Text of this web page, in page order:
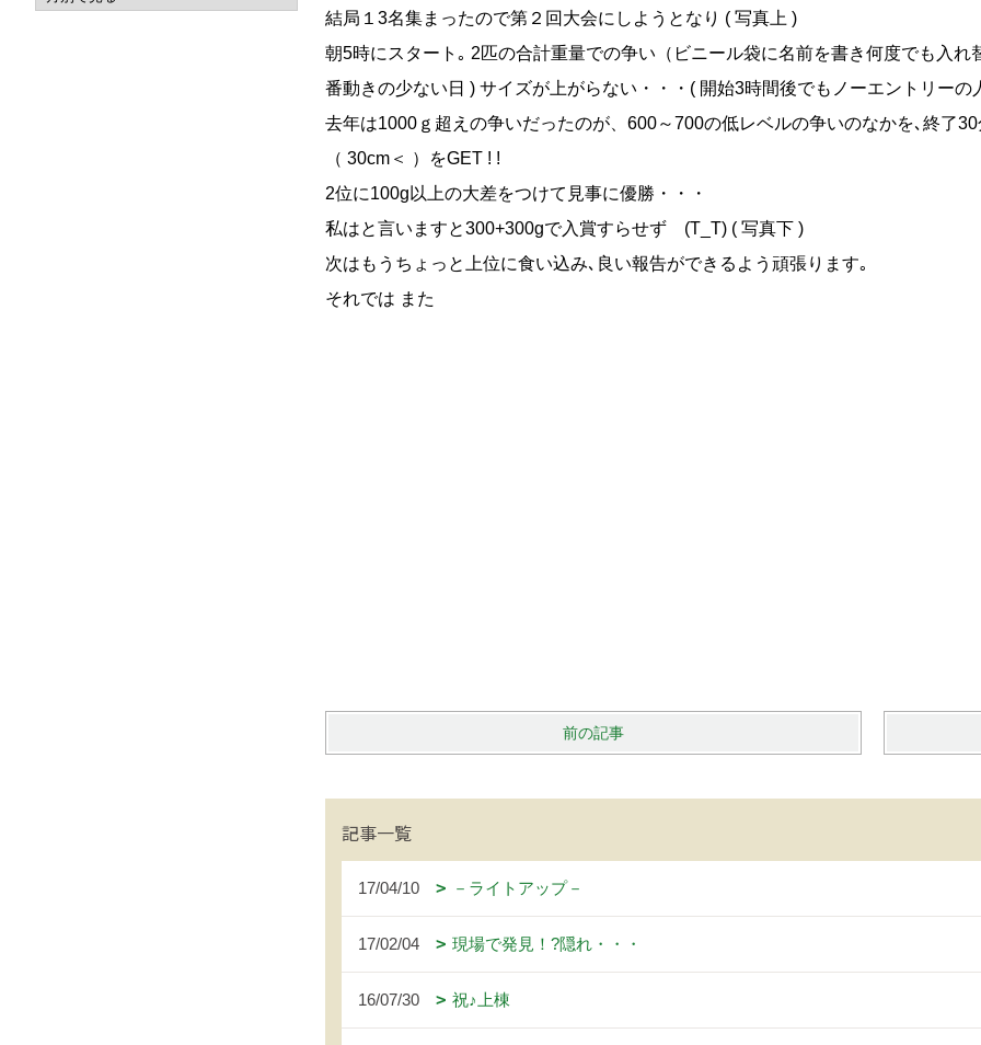
結局１3名集まったので第２回大会にしようとなり ( 写真上 )
朝5時にスタート｡ 2匹の合計重量での争い（ビニール袋に名前を書き何度でも入
番動きの少ない日 ) サイズが上がらない・・・( 開始3時間後でもノーエントリーの
去年は1000ｇ超えの争いだったのが、600～700の低レベルの争いのなかを､終了
（ 30cm＜ ）をGET ! !
2位に100g以上の大差をつけて見事に優勝・・・
私はと言いますと300+300gで入賞すらせず (T_T) ( 写真下 )
次はもうちょっと上位に食い込み､良い報告ができるよう頑張ります｡
それでは また
前の記事
記事一覧
17/04/10 －ライトアップ－
17/02/04 現場で発見！?隠れ・・・
16/07/30 祝♪上棟